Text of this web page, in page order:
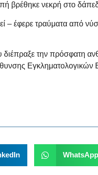
βρέθηκε νεκρή στο
τραύματα από
διέπραξε την
WhatsApp